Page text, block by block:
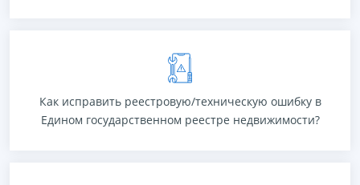
Как исправить реестровую/техническую ошибку в
Едином государственном реестре недвижимости?
правообладателя. Ошибка получается, когда реальные сведения
об объекте недвижимости (квартире, земельном участке,
помещении и т. д) не идентичны со сведениями ЕГРН.
ПОДРОБНЕЕ